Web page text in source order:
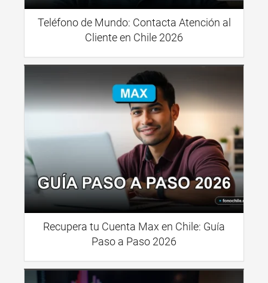
Teléfono de Mundo: Contacta Atención al
Cliente en Chile 2026
Recupera tu Cuenta Max en Chile: Guía
Paso a Paso 2026